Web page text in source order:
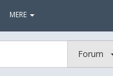
MERE
Forum